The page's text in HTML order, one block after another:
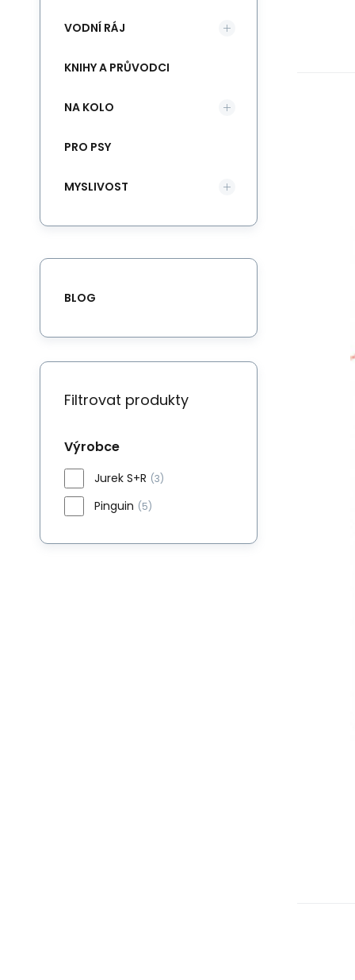
VODNÍ RÁJ
KNIHY A PRŮVODCI
NA KOLO
PRO PSY
MYSLIVOST
BLOG
Filtrovat produkty
Výrobce
Jurek S+R (3)
Pinguin (5)